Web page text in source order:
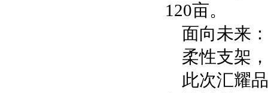
120亩。
面向未来：
柔性支架
此次汇耀